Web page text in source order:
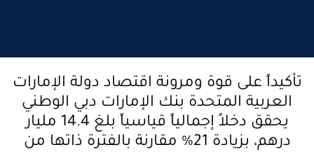
تأكيداً على قوة ومرونة اقتصاد دولة الإمارات
العربية المتحدة بنك الإمارات دبي الوطني
يحقق دخلاً إجمالياً قياسياً بلغ 14.4 مليار
درهم، بزيادة 21% مقارنة بالفترة ذاتها من